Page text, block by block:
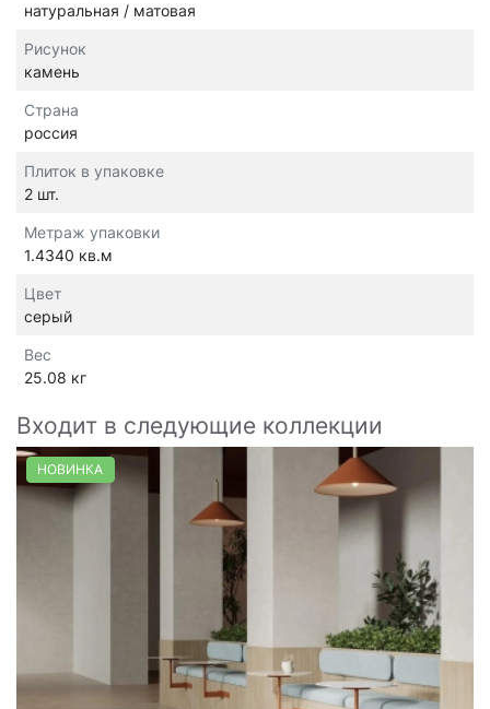
натуральная / матовая
Рисунок
камень
Страна
россия
Плиток в упаковке
2 шт.
Метраж упаковки
1.4340 кв.м
Цвет
серый
Вес
25.08 кг
Входит в следующие коллекции
НОВИНКА